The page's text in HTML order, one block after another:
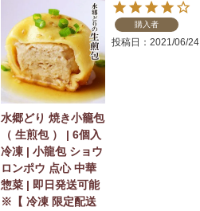
水郷どり 焼き小籠包
（ 生煎包 ） | 6個入
冷凍 | 小龍包 ショウ
ロンポウ 点心 中華
惣菜 | 即日発送可能
※【 冷凍 限定配送
購入者
投稿日 2021/06/24